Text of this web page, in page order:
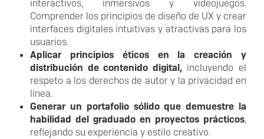
interactivos, inmersivos y videojuegos.
Comprender los principios de diseño de UX y crear
interfaces digitales intuitivas y atractivas para los
usuarios.
Aplicar principios éticos en la creación y
distribución de contenido digital,incluyendo el
respeto a los derechos de autor y la privacidad en
línea.
Generar un portafolio sólido que demuestre la
habilidad del graduado en proyectos prácticos,
reflejando su experiencia y estilo creativo.